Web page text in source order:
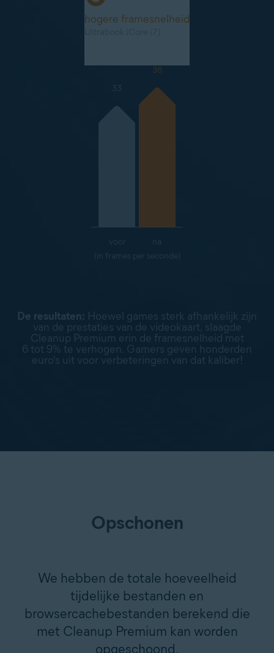
hogere framesnelheid
33
36
voor
(in frames per seconde)
De resultaten: Hoewel games sterk afhankelijk zijn
van de prestaties van de videokaart, slaagde
Cleanup Premium erin de framesnelheid met
6 tot 9% te verhogen. Gamers geven honderden
euro's uit voor verbeteringen van dat kaliber!
Opschonen
We hebben de totale hoeveelheid
tijdelijke bestanden en
browsercachebestanden berekend die
met Cleanup Premium kan worden
opgeschoond.